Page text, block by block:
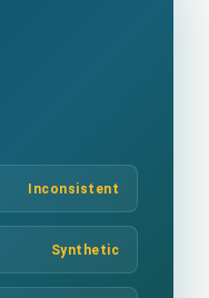
Inconsistent
Synthetic